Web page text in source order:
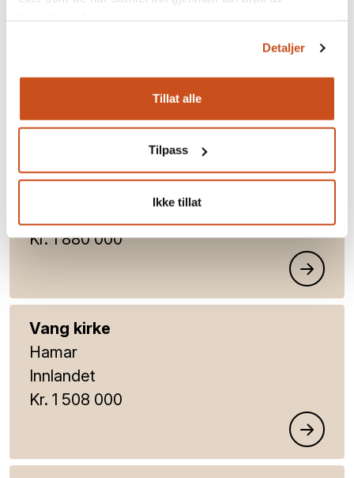
Detaljer
Tillat alle
Tilpass
Ikke tillat
Buskerud
Gravberget kirke
Våler
Kr. 1 880 000
Vang kirke
Hamar
Innlandet
Kr. 1 508 000